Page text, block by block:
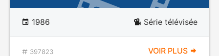
1986 Série télévisée
397823 VOIR PLUS